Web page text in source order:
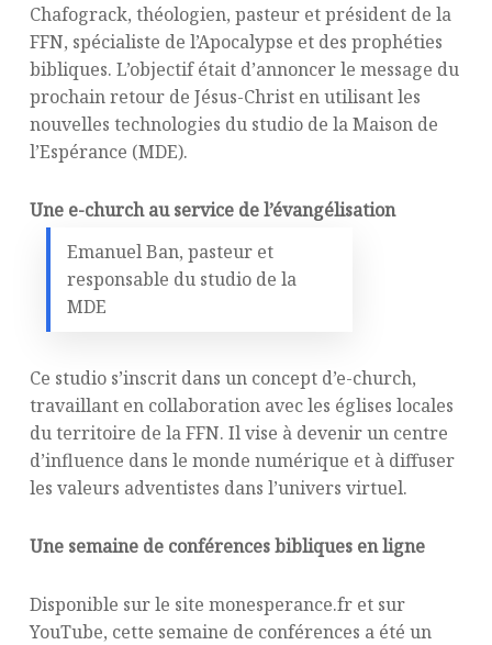
Chafograck, théologien, pasteur et président de la
FFN, spécialiste de l’Apocalypse et des prophéties
bibliques. L’objectif était d’annoncer le message du
prochain retour de Jésus-Christ en utilisant les
nouvelles technologies du studio de la Maison de
l’Espérance (MDE).
Une e-church au service de l’évangélisation
Emanuel Ban, pasteur et
responsable du studio de la
MDE
Ce studio s’inscrit dans un concept d’e-church,
travaillant en collaboration avec les églises locales
du territoire de la FFN. Il vise à devenir un centre
d’influence dans le monde numérique et à diffuser
les valeurs adventistes dans l’univers virtuel.
Une semaine de conférences bibliques en ligne
Disponible sur le site monesperance.fr et sur
YouTube, cette semaine de conférences a été un